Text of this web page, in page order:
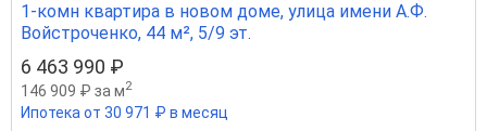
1-комн квартира в новом доме, улица имени А.Ф.
Войстроченко, 44 м², 5/9 эт.
6 463 990 ₽
146 909 ₽ за м2
Ипотека от 30 971 ₽ в месяц